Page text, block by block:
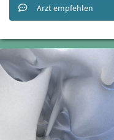
Arzt empfehlen